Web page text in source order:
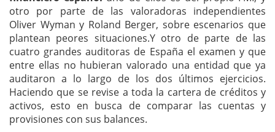
otro por parte de las valoradoras independientes
Oliver Wyman y Roland Berger, sobre escenarios que
plantean peores situaciones.Y otro de parte de las
cuatro grandes auditoras de España el examen y que
entre ellas no hubieran valorado una entidad que ya
auditaron a lo largo de los dos últimos ejercicios.
Haciendo que se revise a toda la cartera de créditos y
activos, esto en busca de comparar las cuentas y
provisiones con sus balances.